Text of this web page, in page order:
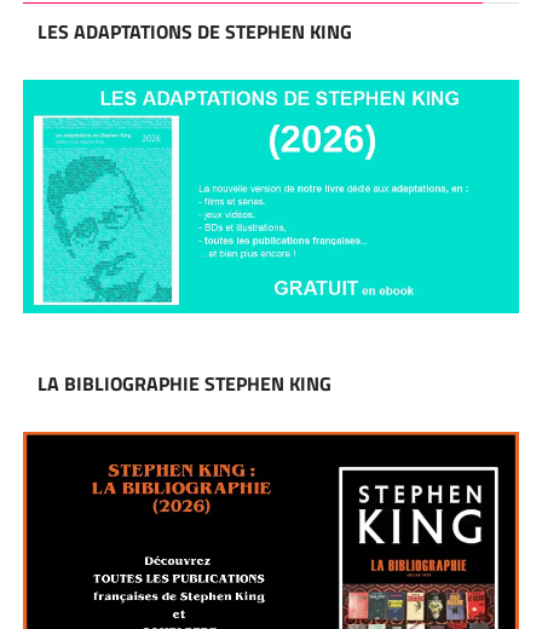
LES ADAPTATIONS DE STEPHEN KING
LA BIBLIOGRAPHIE STEPHEN KING